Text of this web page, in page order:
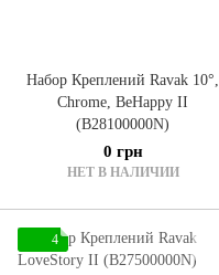
Набор Креплений Ravak 10°,
Chrome, BeHappy II
(B28100000N)
0 грн
НЕТ В НАЛИЧИИ
4